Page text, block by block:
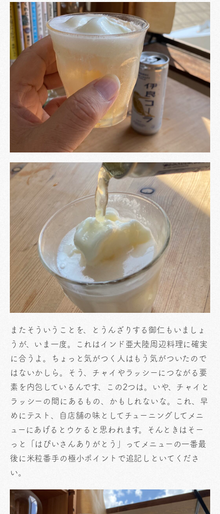
またそういうことを、とうんざりする御仁もいましょ
うが、いま一度。これはインド亜大陸周辺料理に確実
に合うよ。ちょっと気がつく人はもう気がついたので
はないかしら。そう、チャイやラッシーにつながる要
素を内包しているんです、この2つは。いや、チャイと
ラッシーの間にあるもの、かもしれないな。これ、早
めにテスト、自店舗の味としてチューニングしてメニ
ューにあげるとウケると思われます。そんときはそー
っと「はぴいさんありがとう」ってメニューの一番最
後に米粒番手の極小ポイントで追記しといてくださ
い。